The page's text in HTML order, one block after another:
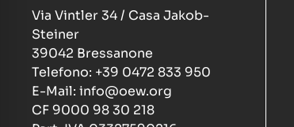
Via Vintler 34 / Casa Jakob-
Steiner
39042 Bressanone
Telefono: +39 0472 833 950
E-Mail: info@oew.org
CF 9000 98 30 218